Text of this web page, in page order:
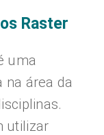
Raster
uma
na área da
utilizar